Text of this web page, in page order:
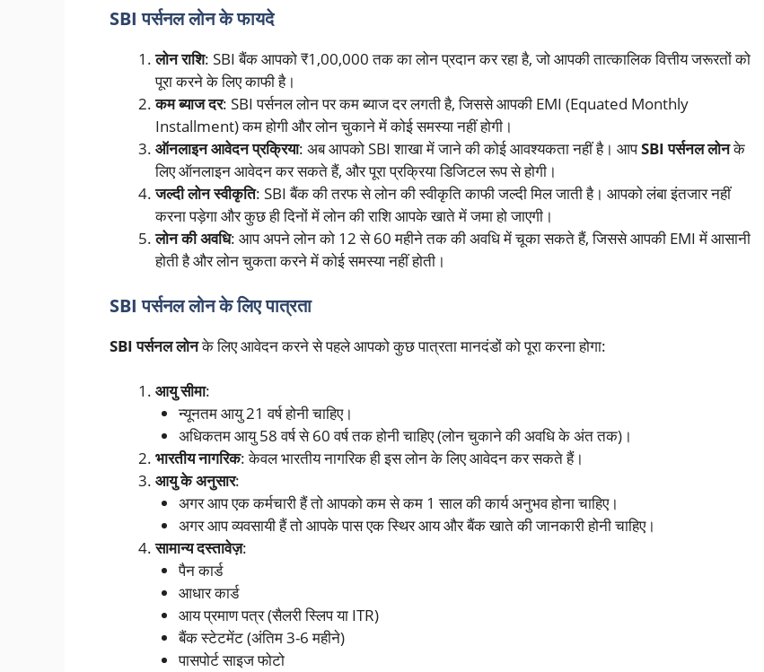
SBI पर्सनल लोन के फायदे
लोन राशि: SBI बैंक आपको ₹1,00,000 तक का लोन प्रदान कर रहा है, जो आपकी तात्कालिक वित्तीय जरूरतों को
पूरा करने के लिए काफी है।
कम ब्याज दर: SBI पर्सनल लोन पर कम ब्याज दर लगती है, जिससे आपकी EMI (Equated Monthly
Installment) कम होगी और लोन चुकाने में कोई समस्या नहीं होगी।
ऑनलाइन आवेदन प्रक्रिया: अब आपको SBI शाखा में जाने की कोई आवश्यकता नहीं है। आपSBI पर्सनल लोनके
लिए ऑनलाइन आवेदन कर सकते हैं, और पूरा प्रक्रिया डिजिटल रूप से होगी।
जल्दी लोन स्वीकृति: SBI बैंक की तरफ से लोन की स्वीकृति काफी जल्दी मिल जाती है। आपको लंबा इंतजार नहीं
करना पड़ेगा और कुछ ही दिनों में लोन की राशि आपके खाते में जमा हो जाएगी।
लोन की अवधि: आप अपने लोन को 12 से 60 महीने तक की अवधि में चूका सकते हैं, जिससे आपकी EMI में आसानी
होती है और लोन चुकता करने में कोई समस्या नहीं होती।
SBI पर्सनल लोन के लिए पात्रता
SBI पर्सनल लोनके लिए आवेदन करने से पहले आपको कुछ पात्रता मानदंडों को पूरा करना होगा:
आयु सीमा:
न्यूनतम आयु 21 वर्ष होनी चाहिए।
अधिकतम आयु 58 वर्ष से 60 वर्ष तक होनी चाहिए (लोन चुकाने की अवधि के अंत तक)।
भारतीय नागरिक: केवल भारतीय नागरिक ही इस लोन के लिए आवेदन कर सकते हैं।
आयु के अनुसार:
अगर आप एक कर्मचारी हैं तो आपको कम से कम 1 साल की कार्य अनुभव होना चाहिए।
अगर आप व्यवसायी हैं तो आपके पास एक स्थिर आय और बैंक खाते की जानकारी होनी चाहिए।
सामान्य दस्तावेज़:
पैन कार्ड
आधार कार्ड
आय प्रमाण पत्र (सैलरी स्लिप या ITR)
बैंक स्टेटमेंट (अंतिम 3-6 महीने)
पासपोर्ट साइज फोटो